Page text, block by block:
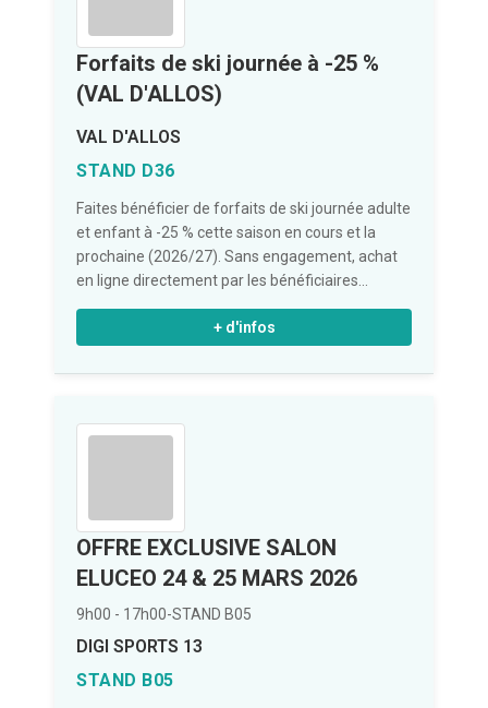
Forfaits de ski journée à -25 %
(VAL D'ALLOS)
VAL D'ALLOS
STAND D36
Faites bénéficier de forfaits de ski journée adulte
et enfant à -25 % cette saison en cours et la
prochaine (2026/27). Sans engagement, achat
en ligne directement par les bénéficiaires...
+ d'infos
OFFRE EXCLUSIVE SALON
ELUCEO 24 & 25 MARS 2026
9h00 - 17h00-STAND B05
DIGI SPORTS 13
STAND B05